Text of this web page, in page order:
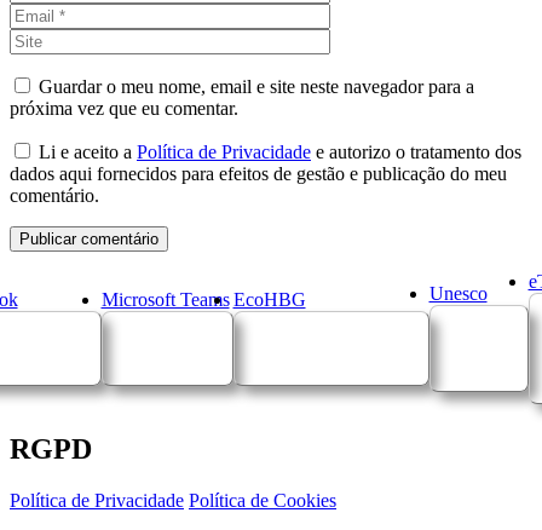
Guardar o meu nome, email e site neste navegador para a
próxima vez que eu comentar.
Li e aceito a Política de Privacidade e autorizo o tratamento dos
dados aqui fornecidos para efeitos de gestão e publicação do meu
comentário.
Microsoft Teams EcoHBG Unesco
RGPD
Política de Privacidade Política de Cookies